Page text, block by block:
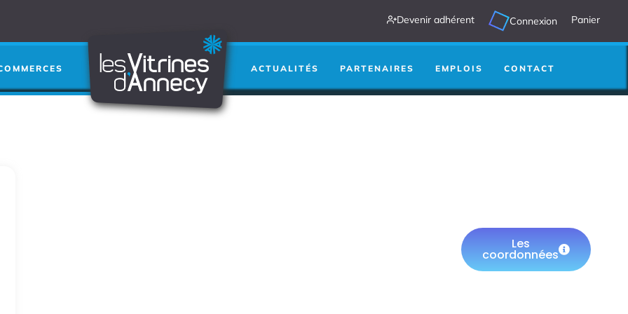
Devenir adhérent Connexion Panier
ACTUALITÉS PARTENAIRES EMPLOIS CONTACT
Les
coordonnées